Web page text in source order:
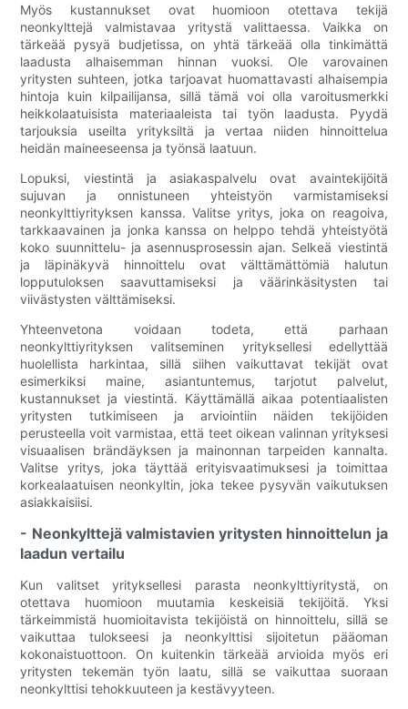
Myös kustannukset ovat huomioon otettava tekijä
neonkylttejä valmistavaa yritystä valittaessa. Vaikka on
tärkeää pysyä budjetissa, on yhtä tärkeää olla tinkimättä
laadusta alhaisemman hinnan vuoksi. Ole varovainen
yritysten suhteen, jotka tarjoavat huomattavasti alhaisempia
hintoja kuin kilpailijansa, sillä tämä voi olla varoitusmerkki
heikkolaatuisista materiaaleista tai työn laadusta. Pyydä
tarjouksia useilta yrityksiltä ja vertaa niiden hinnoittelua
heidän maineeseensa ja työnsä laatuun.
Lopuksi, viestintä ja asiakaspalvelu ovat avaintekijöitä
sujuvan ja onnistuneen yhteistyön varmistamiseksi
neonkylttiyrityksen kanssa. Valitse yritys, joka on reagoiva,
tarkkaavainen ja jonka kanssa on helppo tehdä yhteistyötä
koko suunnittelu- ja asennusprosessin ajan. Selkeä viestintä
ja läpinäkyvä hinnoittelu ovat välttämättömiä halutun
lopputuloksen saavuttamiseksi ja väärinkäsitysten tai
viivästysten välttämiseksi.
Yhteenvetona voidaan todeta, että parhaan
neonkylttiyrityksen valitseminen yrityksellesi edellyttää
huolellista harkintaa, sillä siihen vaikuttavat tekijät ovat
esimerkiksi maine, asiantuntemus, tarjotut palvelut,
kustannukset ja viestintä. Käyttämällä aikaa potentiaalisten
yritysten tutkimiseen ja arviointiin näiden tekijöiden
perusteella voit varmistaa, että teet oikean valinnan yrityksesi
visuaalisen brändäyksen ja mainonnan tarpeiden kannalta.
Valitse yritys, joka täyttää erityisvaatimuksesi ja toimittaa
korkealaatuisen neonkyltin, joka tekee pysyvän vaikutuksen
asiakkaisiisi.
- Neonkylttejä valmistavien yritysten hinnoittelun ja
laadun vertailu
Kun valitset yrityksellesi parasta neonkylttiyritystä, on
otettava huomioon muutamia keskeisiä tekijöitä. Yksi
tärkeimmistä huomioitavista tekijöistä on hinnoittelu, sillä se
vaikuttaa tulokseesi ja neonkylttisi sijoitetun pääoman
kokonaistuottoon. On kuitenkin tärkeää arvioida myös eri
yritysten tekemän työn laatu, sillä se vaikuttaa suoraan
neonkylttisi tehokkuuteen ja kestävyyteen.